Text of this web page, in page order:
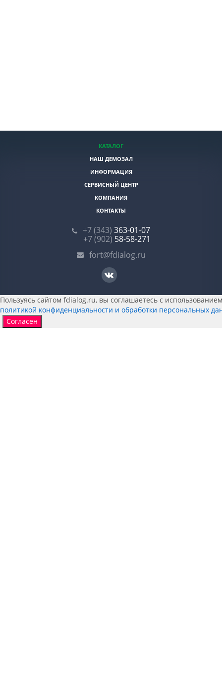
КАТАЛОГ
НАШ ДЕМОЗАЛ
ИНФОРМАЦИЯ
СЕРВИСНЫЙ ЦЕНТР
КОМПАНИЯ
КОНТАКТЫ
+7 (343) 363-01-07
+7 (902) 58-58-271
fort@fdialog.ru
Пользуясь сайтом fdialog.ru, вы соглашаетесь с
политикой конфиденциальности и обработки персональных
Согласен